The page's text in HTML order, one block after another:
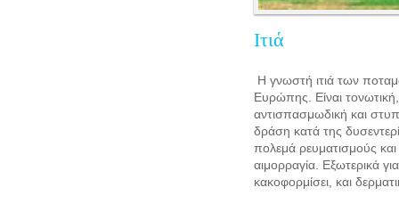
Ιτιά
Η γνωστή ιτιά των
Ευρώπης. Είναι
αντισπασμωδική και
δράση κατά της
πολεμά ρευματισμούς και
αιμορραγία. Εξωτερικά
κακοφορμίσει, και